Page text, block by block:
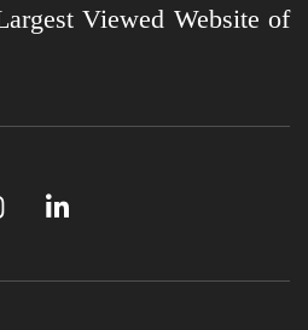
Viewed Website of